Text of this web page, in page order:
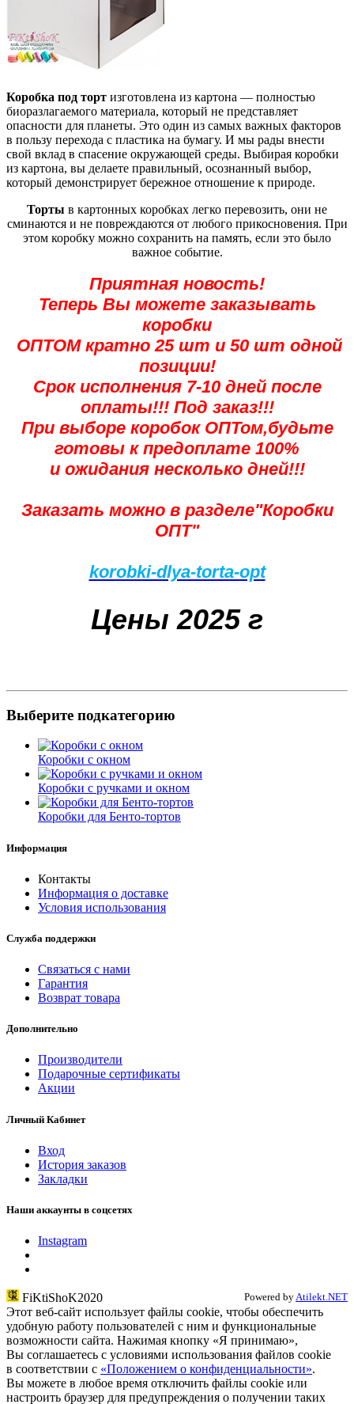
Коробка под торт изготовлена из картона — полностью
биоразлагаемого материала, который не представляет
опасности для планеты. Это один из самых важных факторов
в пользу перехода с пластика на бумагу. И мы рады внести
свой вклад в спасение окружающей среды. Выбирая коробки
из картона, вы делаете правильный, осознанный выбор,
который демонстрирует бережное отношение к природе.
Торты в картонных коробках легко перевозить, они не
сминаются и не повреждаются от любого прикосновения. При
этом коробку можно сохранить на память, если это было
важное событие.
Приятная новость!
Теперь Вы можете заказывать
коробки
ОПТОМ кратно 25 шт и 50 шт одной
позиции!
Срок исполнения 7-10 дней после
оплаты!!! Под заказ!!!
При выборе коробок ОПТом,будьте
готовы к предоплате 100%
и ожидания несколько дней!!!
Заказать можно в разделе"Коробки
ОПТ"
korobki-dlya-torta-opt
Цены 2025 г
Выберите подкатегорию
Коробки с окном
Коробки с ручками и окном
Коробки для Бенто-тортов
Информация
Контакты
Информация о доставке
Условия использования
Служба поддержки
Связаться с нами
Гарантия
Возврат товара
Дополнительно
Производители
Подарочные сертификаты
Акции
Личный Кабинет
Вход
История заказов
Закладки
Наши аккаунты в соцсетях
Instagram
FiKtiShoK2020 Powered byAtilekt.NET
Этот веб-сайт использует файлы cookie, чтобы обеспечить
удобную работу пользователей с ним и функциональные
возможности сайта. Нажимая кнопку «Я принимаю»,
Вы соглашаетесь с условиями использования файлов cookie
в соответствии c «Положением о конфиденциальности».
Вы можете в любое время отключить файлы cookie или
настроить браузер для предупреждения о получении таких